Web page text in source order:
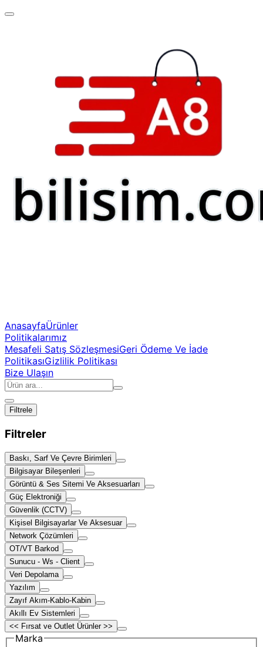
AnasayfaÜrünler
Politikalarımız
Mesafeli Satış SözleşmesiGeri Ödeme Ve İade
PolitikasıGizlilik Politikası
Bize Ulaşın
Filtrele
Filtreler
Baskı, Sarf Ve Çevre Birimleri
Bilgisayar Bileşenleri
Görüntü & Ses Sitemi Ve Aksesuarları
Güç Elektroniği
Güvenlik (CCTV)
Kişisel Bilgisayarlar Ve Aksesuar
Network Çözümleri
OT/VT Barkod
Sunucu - Ws - Client
Veri Depolama
Yazılım
Zayıf Akım-Kablo-Kabin
Akıllı Ev Sistemleri
<< Fırsat ve Outlet Ürünler >>
Marka